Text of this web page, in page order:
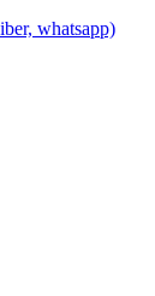
whatsapp)